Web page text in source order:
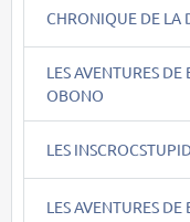
CHRONIQUE DE LA
LES AVENTURES
OBONO
LES
LES AVENTURES DE